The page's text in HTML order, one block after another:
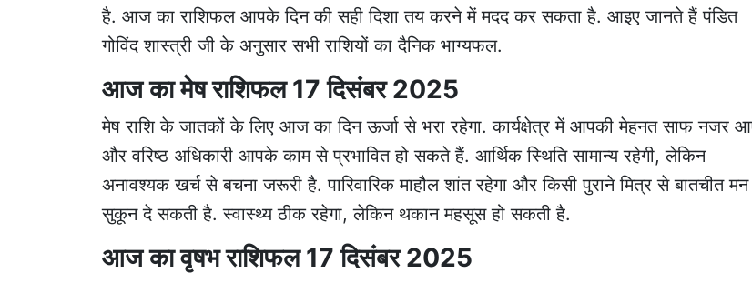
है. आज का राशिफल आपके दिन की सही दिशा तय करने में मदद कर सकता है. आइए जानते हैं पंडित
गोविंद शास्त्री जी के अनुसार सभी राशियों का दैनिक भाग्यफल.
आज का मेष राशिफल 17 दिसंबर 2025
मेष राशि के जातकों के लिए आज का दिन ऊर्जा से भरा रहेगा. कार्यक्षेत्र में आपकी मेहनत साफ नजर
और वरिष्ठ अधिकारी आपके काम से प्रभावित हो सकते हैं. आर्थिक स्थिति सामान्य रहेगी, लेकिन
अनावश्यक खर्च से बचना जरूरी है. पारिवारिक माहौल शांत रहेगा और किसी पुराने मित्र से बातचीत
सुकून दे सकती है. स्वास्थ्य ठीक रहेगा, लेकिन थकान महसूस हो सकती है.
आज का वृषभ राशिफल 17 दिसंबर 2025